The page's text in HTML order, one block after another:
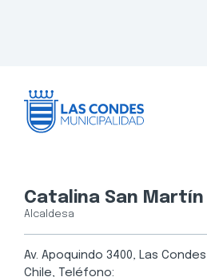
Catalina San Martín
Alcaldesa
Av. Apoquindo 3400, Las
Chile, Teléfono: